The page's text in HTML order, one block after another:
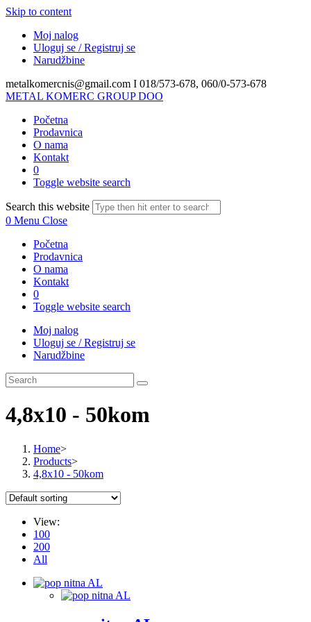
Skip to content
Moj nalog
Uloguj se / Registruj se
Narudžbine
metalkomercnis@gmail.com I 018/573-678, 060/0-573-678
METAL KOMERC GROUP DOO
Početna
Prodavnica
O nama
Kontakt
0
Toggle website search
Search this website
0 Menu Close
Početna
Prodavnica
O nama
Kontakt
0
Toggle website search
Moj nalog
Uloguj se / Registruj se
Narudžbine
4,8x10 - 50kom
Home>
Products>
4,8x10 - 50kom
View:
100
200
All